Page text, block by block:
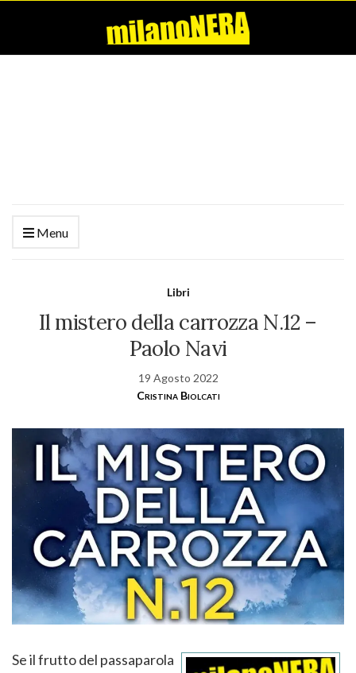
Menu
Libri
Il mistero della carrozza N.12 –
Paolo Navi
19 Agosto 2022
Cristina Biolcati
Se il frutto del passaparola